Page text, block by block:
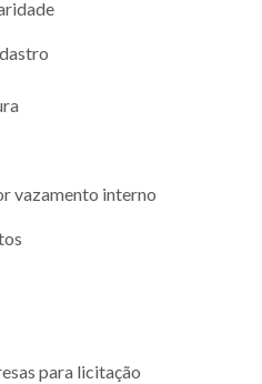
vazamento interno
para licitação